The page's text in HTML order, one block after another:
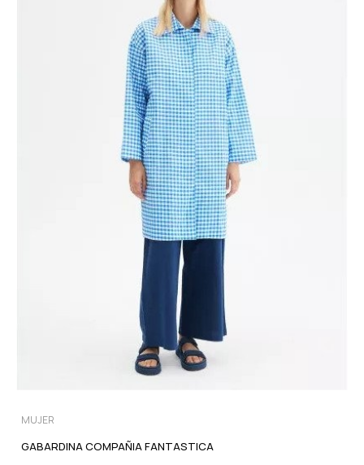
MUJER
GABARDINA COMPAÑIA FANTASTICA